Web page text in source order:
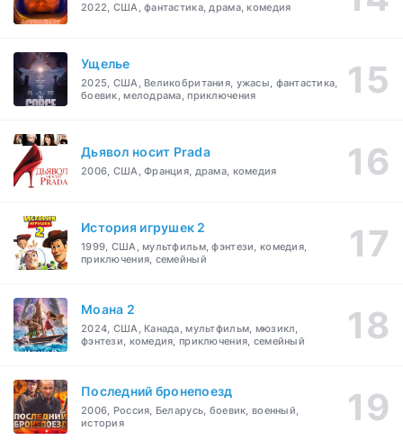
2022, США, фантастика, драма, комедия
Ущелье
2025, США, Великобритания, ужасы, фантастика,
боевик, мелодрама, приключения
Дьявол носит Prada
2006, США, Франция, драма, комедия
История игрушек 2
1999, США, мультфильм, фэнтези, комедия,
приключения, семейный
Моана 2
2024, США, Канада, мультфильм, мюзикл,
фэнтези, комедия, приключения, семейный
Последний бронепоезд
2006, Россия, Беларусь, боевик, военный,
история